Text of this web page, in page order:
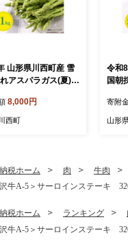
山形県川西町産 雪
アスパラガス(夏)訳
】
8,000円
西町
令和
国朝
当
寄附
山形
税ホーム 肉
牛肉
牛A-5＞サーロインステーキ
税ホーム ランキング
牛A-5＞サーロインステーキ